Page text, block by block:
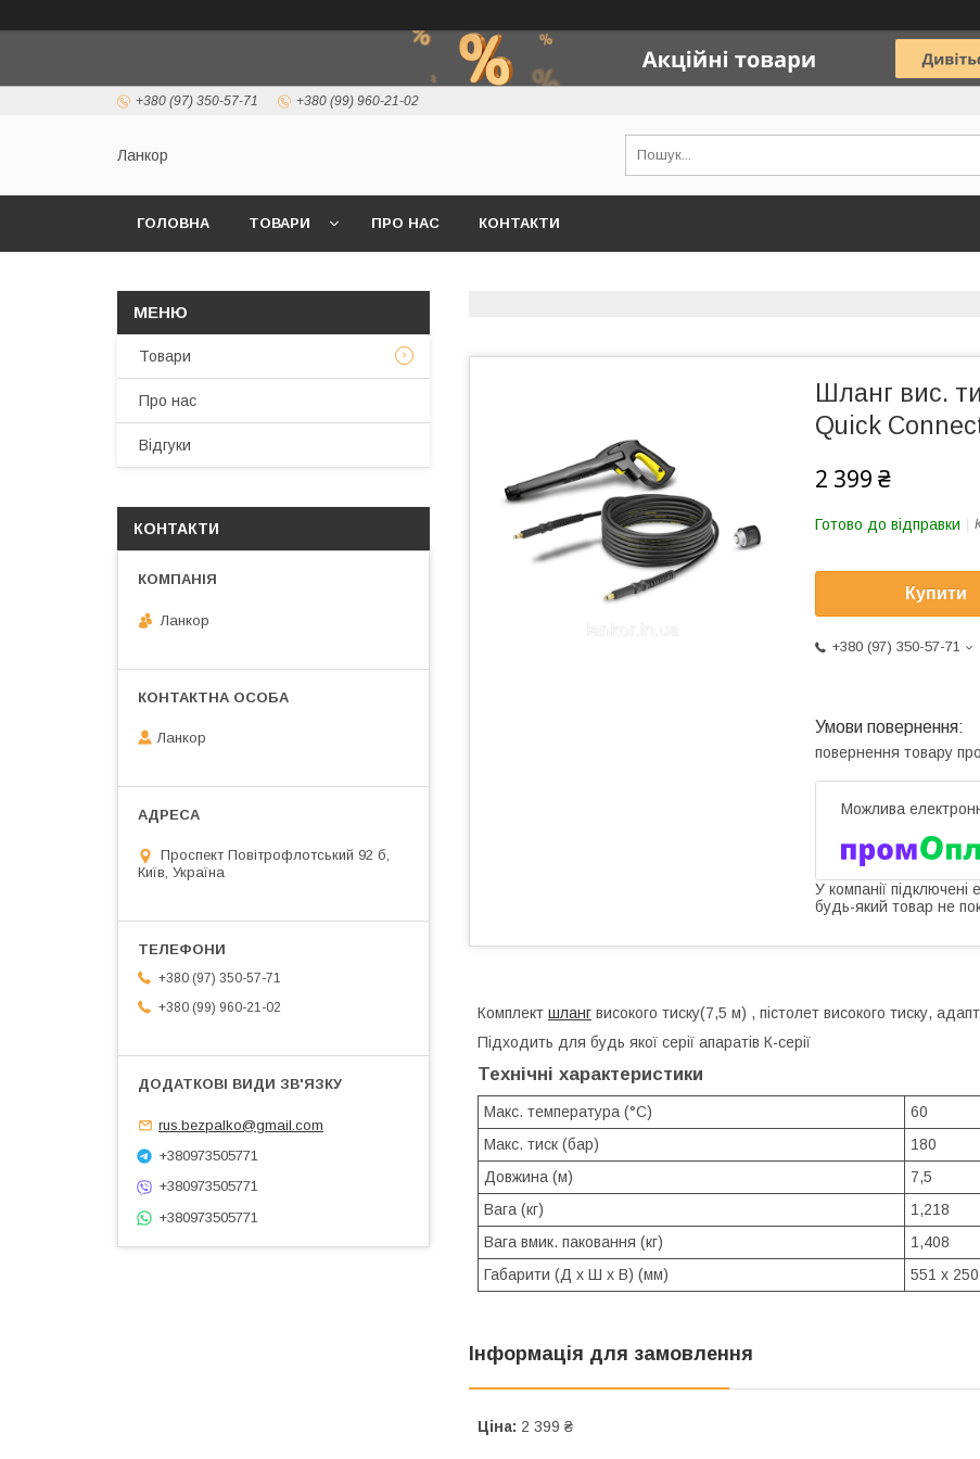
+380 (97) 350-57-71 +380 (99) 960-21-02
Ланкор
ГОЛОВНА ТОВАРИ ПРО НАС КОНТАКТИ
Шланг вис.
Quick
2 399 ₴
Готово до відправки
Купити
+380 (97) 350-57-71
повернення товару
У компанії
будь-який товар не
Комплект шланг високого тиску(7,5 м) , пістолет високого тиску,
Підходить для будь якої серії апаратів К-серії
Технічні характеристики
Макс. температура (°C)
60
Макс. тиск (бар)
180
Довжина (м)
7,5
Вага (кг)
1,218
Вага вмик. паковання (кг)
1,408
Габарити (Д x Ш x В) (мм)
551 x
Інформація для замовлення
Ціна: 2 399 ₴
Товари
Про нас
Відгуки
КОНТАКТИ
Ланкор
Ланкор
Проспект Повітрофлотський 92 б,
Київ, Україна
+380 (97) 350-57-71
+380 (99) 960-21-02
rus.bezpalko@gmail.com
+380973505771
+380973505771
+380973505771